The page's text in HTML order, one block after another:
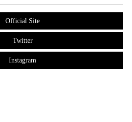
Official Site
Twitter
Instagram